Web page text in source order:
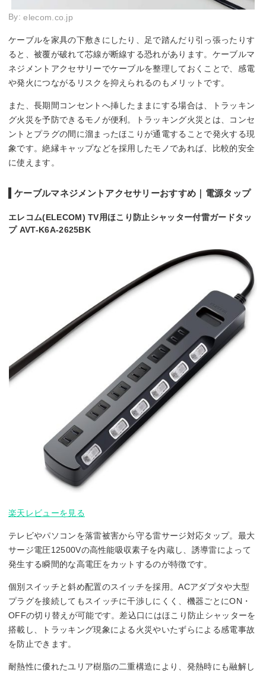
By:elecom.co.jp
ケーブルを家具の下敷きにしたり、足で踏んだり引っ張ったりす
ると、被覆が破れて芯線が断線する恐れがあります。ケーブルマ
ネジメントアクセサリーでケーブルを整理しておくことで、感電
や発火につながるリスクを抑えられるのもメリットです。
また、長期間コンセントへ挿したままにする場合は、トラッキン
グ火災を予防できるモノが便利。トラッキング火災とは、コンセ
ントとプラグの間に溜まったほこりが通電することで発火する現
象です。絶縁キャップなどを採用したモノであれば、比較的安全
に使えます。
ケーブルマネジメントアクセサリーおすすめ｜電源タップ
エレコム(ELECOM) TV用ほこり防止シャッター付雷ガードタッ
プ AVT-K6A-2625BK
楽天レビューを見る
テレビやパソコンを落雷被害から守る雷サージ対応タップ。最大
サージ電圧12500Vの高性能吸収素子を内蔵し、誘導雷によって
発生する瞬間的な高電圧をカットするのが特徴です。
個別スイッチと斜め配置のスイッチを採用。ACアダプタや大型
プラグを接続してもスイッチに干渉しにくく、機器ごとにON・
OFFの切り替えが可能です。差込口にはほこり防止シャッターを
搭載し、トラッキング現象による火災やいたずらによる感電事故
を防止できます。
耐熱性に優れたユリア樹脂の二重構造により、発熱時にも融解し